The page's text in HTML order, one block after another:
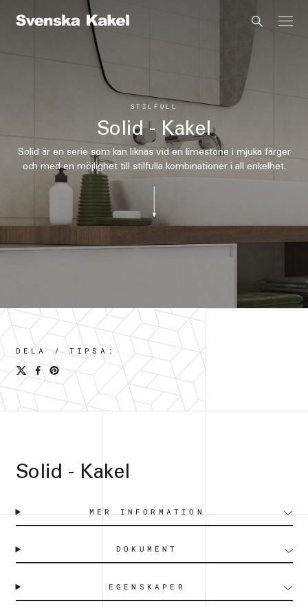
STILFULL
Solid - Kakel
Solid är en serie som kan liknas vid en limestone i mjuka färger
och med en möjlighet till stilfulla kombinationer i all enkelhet.
DELA / TIPSA:
Solid - Kakel
MER INFORMATION
DOKUMENT
EGENSKAPER